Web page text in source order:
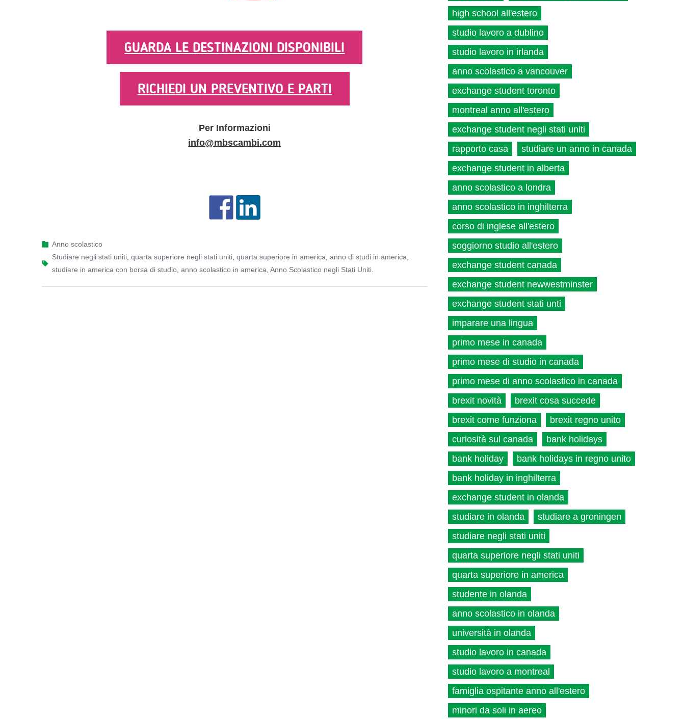
GUARDA LE DESTINAZIONI DISPONIBILI
RICHIEDI UN PREVENTIVO E PARTI
Per Informazioni
info@mbscambi.com
Anno scolastico
studiare negli stati uniti quarta superiore negli stati uniti quarta superiore in america anno di studi in america
studiare in america con borsa di studio anno scolastico in america Anno Scolastico negli Stati Uniti
high school all'estero
studio lavoro a dublino
studio lavoro in irlanda
anno scolastico a vancouver
exchange student toronto
montreal anno all'estero
exchange student negli stati uniti
rapporto casa
studiare un anno in canada
exchange student in alberta
anno scolastico a londra
anno scolastico in inghilterra
corso di inglese all'estero
soggiorno studio all'estero
exchange student canada
exchange student newwestminster
exchange student stati unti
imparare una lingua
primo mese in canada
primo mese di studio in canada
primo mese di anno scolastico in canada
brexit novità
brexit cosa succede
brexit come funziona
brexit regno unito
curiosità sul canada
bank holidays
bank holiday
bank holidays in regno unito
bank holiday in inghilterra
exchange student in olanda
studiare in olanda
studiare a groningen
studiare negli stati uniti
quarta superiore negli stati uniti
quarta superiore in america
studente in olanda
anno scolastico in olanda
università in olanda
studio lavoro in canada
studio lavoro a montreal
famiglia ospitante anno all'estero
minori da soli in aereo